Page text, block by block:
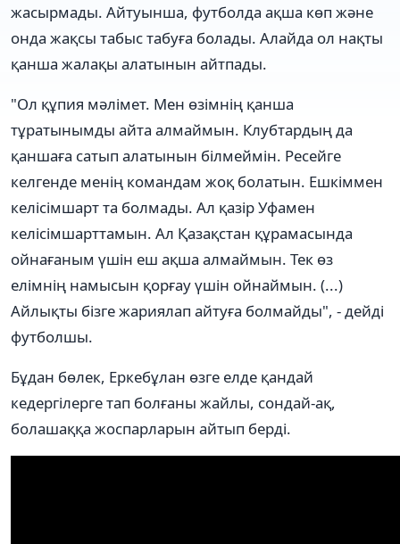
жасырмады. Айтуынша, футболда ақша көп және
онда жақсы табыс табуға болады. Алайда ол нақты
қанша жалақы алатынын айтпады.
"Ол құпия мәлімет. Мен өзімнің қанша
тұратынымды айта алмаймын. Клубтардың да
қаншаға сатып алатынын білмеймін. Ресейге
келгенде менің командам жоқ болатын. Ешкіммен
келісімшарт та болмады. Ал қазір Уфамен
келісімшарттамын. Ал Қазақстан құрамасында
ойнағаным үшін еш ақша алмаймын. Тек өз
елімнің намысын қорғау үшін ойнаймын. (...)
Айлықты бізге жариялап айтуға болмайды", - дейді
футболшы.
Бұдан бөлек, Еркебұлан өзге елде қандай
кедергілерге тап болғаны жайлы, сондай-ақ,
болашаққа жоспарларын айтып берді.